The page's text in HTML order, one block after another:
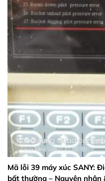
Mã lỗi 39 máy xúc SANY:
bất thường – Nguyên nhân